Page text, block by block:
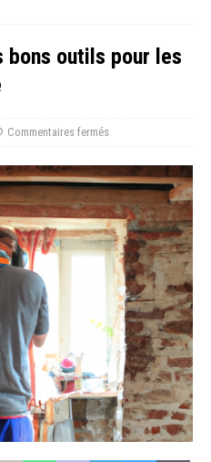
bons outils pour les
Commentaires fermés